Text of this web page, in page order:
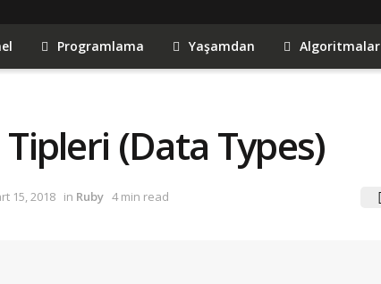
Programlama Yaşamdan Algoritmalar
(Data Types)
15, 2018 in Ruby 4 min read